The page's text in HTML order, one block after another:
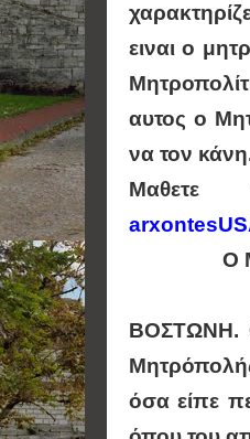
ειναι ο
αυτος ο
να τον
Μαθετε
Ο
ΒΟΣΤΩΝΗ. Ο
όσα είπε